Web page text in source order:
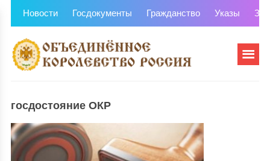
Новости Госдокументы Гражданство Указы
госдостояние ОКР